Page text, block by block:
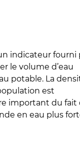
indicateur fourni
le volume d’eau
potable. La
est
important du fait
en eau plus